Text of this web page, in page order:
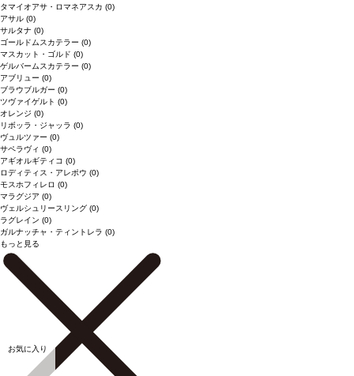
お気に入り
タマイオアサ・ロマネアスカ (0)
アサル (0)
サルタナ (0)
ゴールドムスカテラー (0)
マスカット・ゴルド (0)
ゲルバームスカテラー (0)
アブリュー (0)
ブラウブルガー (0)
ツヴァイゲルト (0)
オレンジ (0)
リボッラ・ジャッラ (0)
ヴュルツァー (0)
サペラヴィ (0)
アギオルギティコ (0)
ロディティス・アレポウ (0)
モスホフィレロ (0)
マラグジア (0)
ヴェルシュリースリング (0)
ラグレイン (0)
ガルナッチャ・ティントレラ (0)
もっと見る